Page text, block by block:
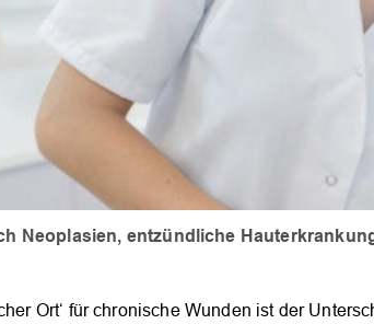
Neoplasien, entzündliche
Ort‘ für chronische Wunden ist der